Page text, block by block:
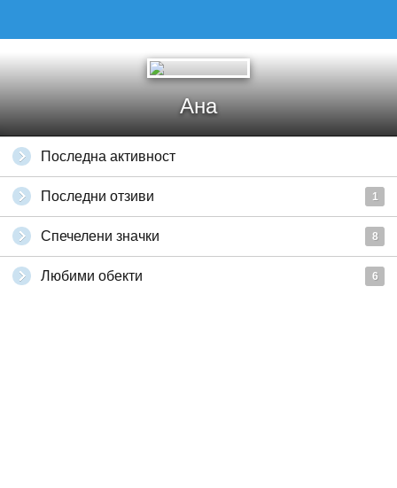
Ана
Последна активност
Последни отзиви 1
Спечелени значки 8
Любими обекти 6